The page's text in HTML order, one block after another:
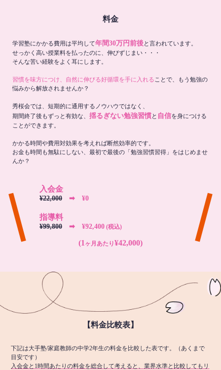
料金
学習塾にかかる費用は平均して年間30万円前後と言われています。
せっかく高い授業料を払ったのに、伸びずじまい・・・
そんな苦い経験をよく耳にします。
習慣を味方につけ、自然に伸びる好循環を手に入れる ことで、もう勉強の
悩みから解放されませんか？
秀桜会では、短期的に通用するノウハウではなく、
期間終了後もずっと有効な、 揺るぎない勉強習慣と 自信を身につける
ことができます。
かかる時間や費用対効果を考えれば断然効率的です。
お金も時間も無駄にしない、最初で最後の「勉強習慣習得」をはじめませ
んか？
入会金
¥22,000 ➡︎ ¥0
指導料
¥99,800 ➡︎ ¥92,400 (税込)
(1 ヶ月あたり¥42,000)
【料金比較表】
下記は大手塾/家庭教師の中学2年生の料金を比較した表です。（あくまで
目安です）
入会金と1時間あたりの料金を総合して考えると、業界水準と比較してもリ